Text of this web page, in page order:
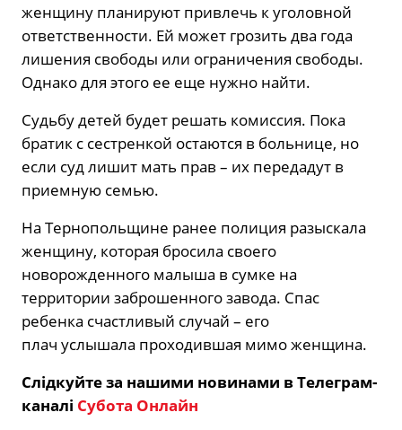
женщину планируют привлечь к уголовной
ответственности. Ей может грозить два года
лишения свободы или ограничения свободы.
Однако для этого ее еще нужно найти.
Судьбу детей будет решать комиссия. Пока
братик с сестренкой остаются в больнице, но
если суд лишит мать прав – их передадут в
приемную семью.
На Тернопольщине ранее полиция разыскала
женщину, которая бросила своего
новорожденного малыша в сумке на
территории заброшенного завода. Спас
ребенка счастливый случай – его
плач услышала проходившая мимо женщина.
Слідкуйте за нашими новинами в Телеграм-
каналі Субота Онлайн